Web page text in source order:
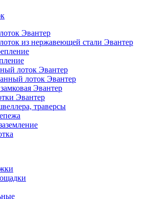
Эвантер
из нержавеющей стали Эвантер
лоток Эвантер
лоток Эвантер
Эвантер
Эвантер
траверсы